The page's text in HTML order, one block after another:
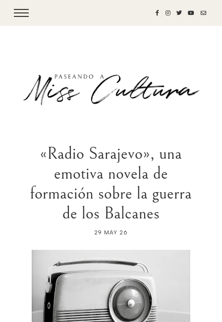
«Radio Sarajevo», una
emotiva novela de
formación sobre la guerra
de los Balcanes
29 MAY 26